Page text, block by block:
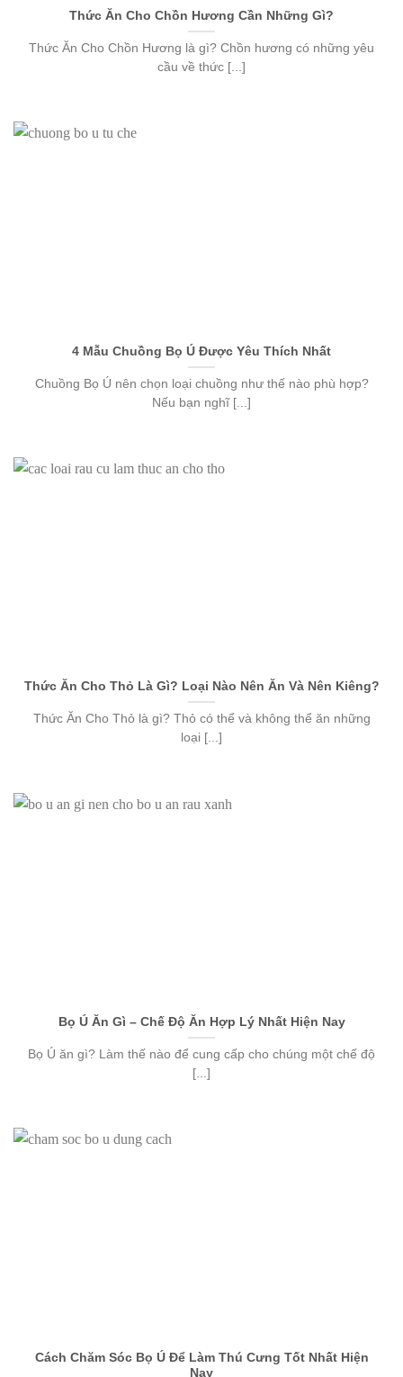
Thức Ăn Cho Chồn Hương Cần Những Gì?
Thức Ăn Cho Chồn Hương là gì? Chồn hương có những yêu
cầu về thức [...]
4 Mẫu Chuồng Bọ Ú Được Yêu Thích Nhất
Chuồng Bọ Ú nên chọn loại chuồng như thế nào phù hợp?
Nếu bạn nghĩ [...]
Thức Ăn Cho Thỏ Là Gì? Loại Nào Nên Ăn Và Nên Kiêng?
Thức Ăn Cho Thỏ là gì? Thỏ có thể và không thể ăn những
loại [...]
Bọ Ú Ăn Gì – Chế Độ Ăn Hợp Lý Nhất Hiện Nay
Bọ Ú ăn gì? Làm thế nào để cung cấp cho chúng một chế độ
[...]
Cách Chăm Sóc Bọ Ú Để Làm Thú Cưng Tốt Nhất Hiện
Nay